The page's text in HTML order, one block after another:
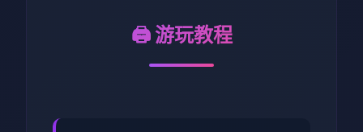
🖨️ 游玩教程